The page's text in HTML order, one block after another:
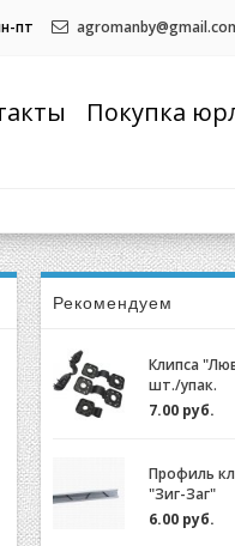
пт
Покупка
Рекомендуем
Клипса
шт./упак.
7.00 руб.
Профиль
"Зиг-Заг"
(ХОЗАГРО) с
замком для
6.00 руб.